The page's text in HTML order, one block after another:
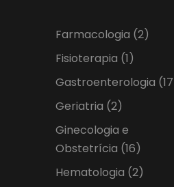
Farmacologia (2)
Fisioterapia (1)
Gastroenterologia
Geriatria (2)
Ginecologia e
Obstetrícia (16)
Hematologia (2)